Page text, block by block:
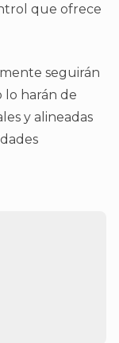
que ofrece
seguirán
lo harán de
y alineadas